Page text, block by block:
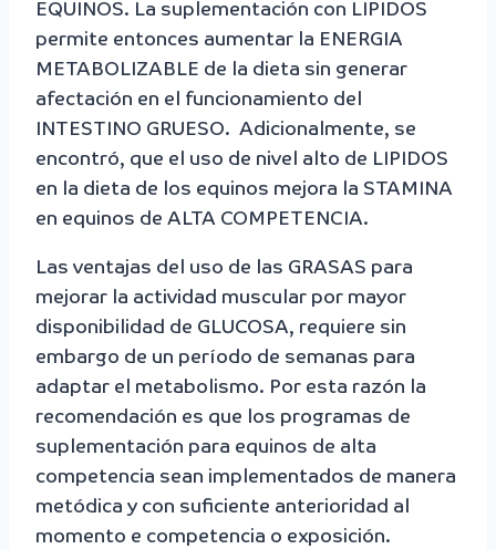
EQUINOS. La suplementación con LIPIDOS
permite entonces aumentar la ENERGIA
METABOLIZABLE de la dieta sin generar
afectación en el funcionamiento del
INTESTINO GRUESO. Adicionalmente, se
encontró, que el uso de nivel alto de LIPIDOS
en la dieta de los equinos mejora la STAMINA
en equinos de ALTA COMPETENCIA.
Las ventajas del uso de las GRASAS para
mejorar la actividad muscular por mayor
disponibilidad de GLUCOSA, requiere sin
embargo de un período de semanas para
adaptar el metabolismo. Por esta razón la
recomendación es que los programas de
suplementación para equinos de alta
competencia sean implementados de manera
metódica y con suficiente anterioridad al
momento e competencia o exposición.